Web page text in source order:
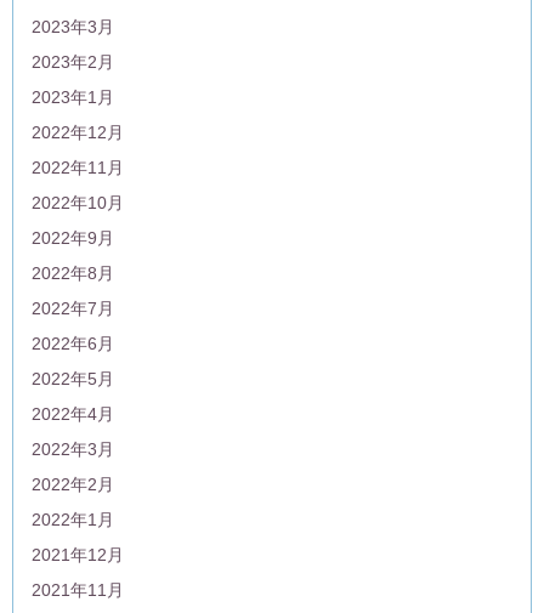
2023年3月
2023年2月
2023年1月
2022年12月
2022年11月
2022年10月
2022年9月
2022年8月
2022年7月
2022年6月
2022年5月
2022年4月
2022年3月
2022年2月
2022年1月
2021年12月
2021年11月